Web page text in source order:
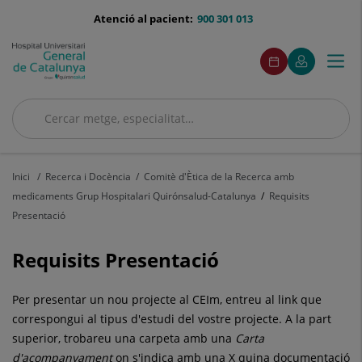
menu-
900 301 013
Atenció al pacient:
Cercar
Cercar
menuAcceso
Demaneu
cita
Aquest
enllaç
s'obrirà
una
El
meu
Aquest
enllaç
s'obrirà
una
finestra
Menú
Inici Recerca i Docència
Comitè d'Ètica de la Recerca amb
medicaments Grup Hospitalari Quirónsalud-Catalunya
Requisits
Presentació
Requisits Presentació
Per presentar un nou projecte al CEIm, entreu al link que
correspongui al tipus d'estudi del vostre projecte. A la part
superior, trobareu una carpeta amb una Carta
d'acompanyamenton s'indica amb una X quina documentació